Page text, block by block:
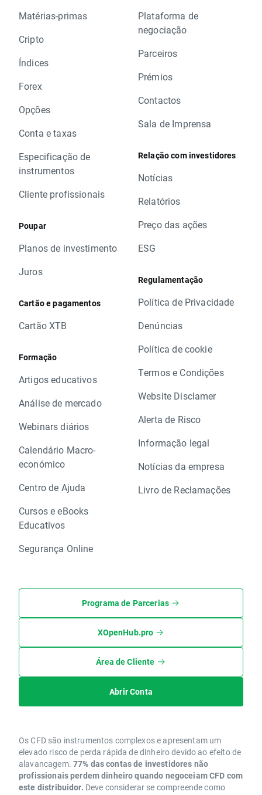
Matérias-primas
Cripto
Índices
Forex
Opções
Conta e taxas
Especificação de
instrumentos
Cliente profissionais
Poupar
Planos de investimento
Juros
Cartão e pagamentos
Cartão XTB
Formação
Artigos educativos
Análise de mercado
Webinars diários
Calendário Macro-
económico
Centro de Ajuda
Cursos e eBooks
Educativos
Segurança Online
Plataforma de
negociação
Parceiros
Prémios
Contactos
Sala de Imprensa
Relação com investidores
Notícias
Relatórios
Preço das ações
ESG
Regulamentação
Política de Privacidade
Denúncias
Política de cookie
Termos e Condições
Website Disclamer
Alerta de Risco
Informação legal
Notícias da empresa
Livro de Reclamações
Programa de Parcerias
XOpenHub.pro
Área de Cliente
Abrir Conta
Os CFD são instrumentos complexos e apresentam um
elevado risco de perda rápida de dinheiro devido ao efeito de
alavancagem. 77% das contas de investidores não
profissionais perdem dinheiro quando negoceiam CFD com
este distribuidor. Deve considerar se compreende como